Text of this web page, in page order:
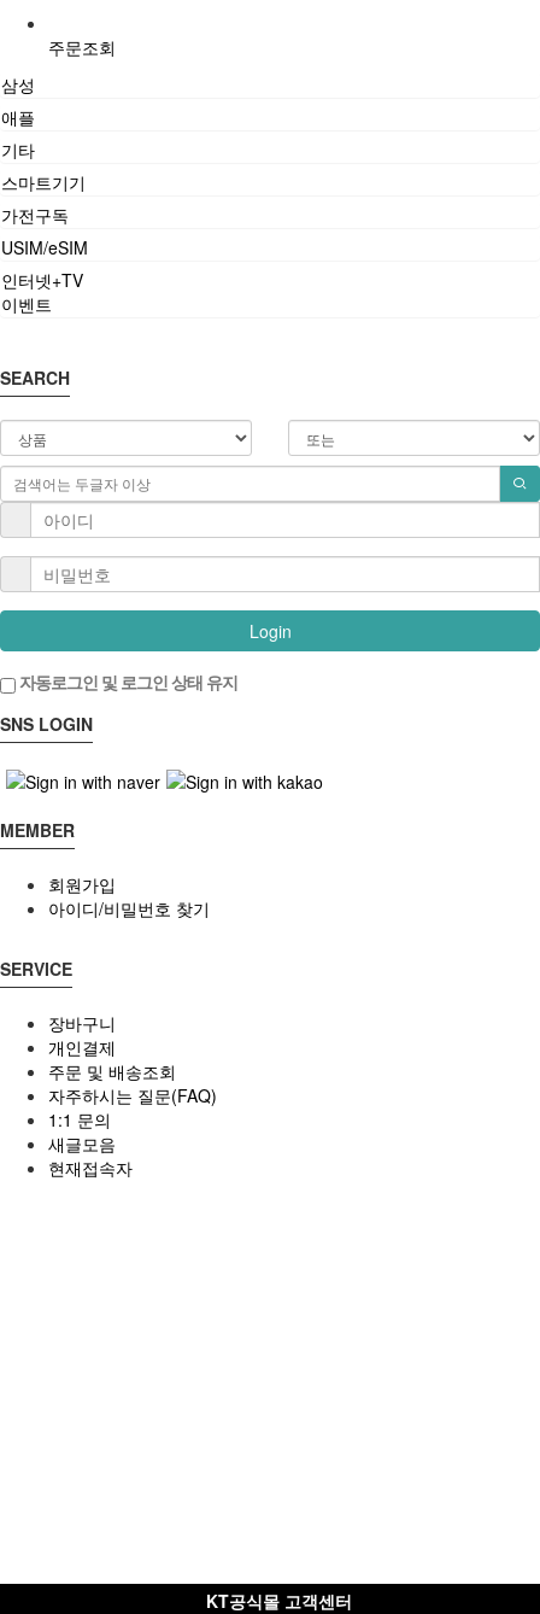
KT공식몰 고객센터
주문조회
삼성
애플
기타
스마트기기
가전구독
USIM/eSIM
인터넷+TV
이벤트
SEARCH
Login
자동로그인 및 로그인 상태 유지
SNS LOGIN
MEMBER
회원가입
아이디/비밀번호 찾기
SERVICE
장바구니
개인결제
주문 및 배송조회
자주하시는 질문(FAQ)
1:1 문의
새글모음
현재접속자